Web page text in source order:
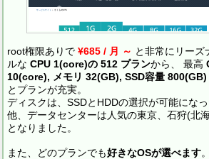
root権限ありで ¥685 / 月 ～ と非常にリーズ
ルな CPU 1(core)の 512 プランから、 最高
10(core), メモリ 32(GB), SSD容量 800(GB)
とプランが充実。
ディスクは、SSDとHDDの選択が可能にな
他、データセンターは人気の東京、石狩(北
となりました。
また、どのプランでも好きなOSが選べます。